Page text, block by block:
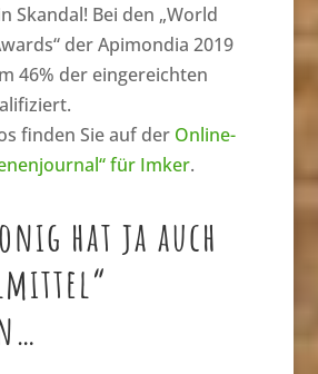
Skandal! Bei den „World
der Apimondia 2019
46% der eingereichten
finden Sie auf der Online-
für Imker.
hat ja auch